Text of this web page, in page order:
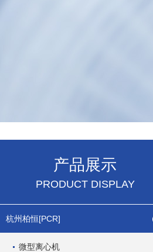
产品展示
PRODUCT DISPLAY
杭州柏恒[PCR]
微型离心机